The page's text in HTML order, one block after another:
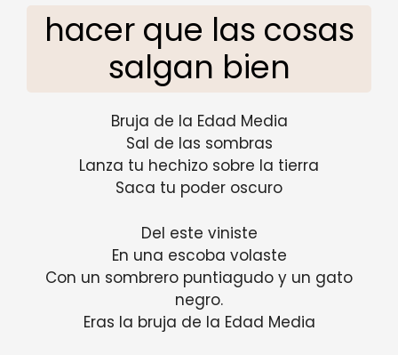
hacer que las cosas
salgan bien
Bruja de la Edad Media
Sal de las sombras
Lanza tu hechizo sobre la tierra
Saca tu poder oscuro
Del este viniste
En una escoba volaste
Con un sombrero puntiagudo y un gato
negro.
Eras la bruja de la Edad Media